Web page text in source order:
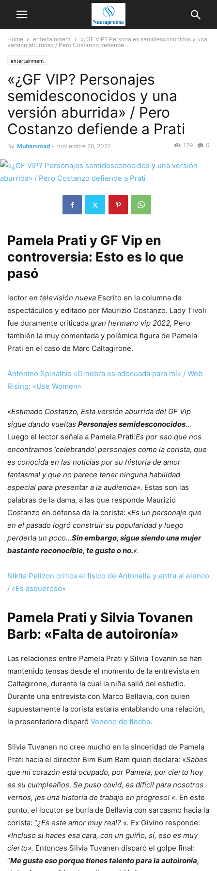
Home entertainment
«¿GF VIP? Personajes semidesconocidos y una
versión aburrida» / Pero Costanzo defiende...
entertainment
«¿GF VIP? Personajes
semidesconocidos y una
versión aburrida» / Pero
Costanzo defiende a Prati
By Muhammad - noviembre 28, 2022 0
129
Pamela Prati y GF Vip en
controversia: Esto es lo que
pasó
lector en televisión nueva Escrito en la columna de
espectáculos y editado por Maurizio Costanzo. Lady Tivoli
fue duramente criticada gran hermano vip 2022, Pero
también la muy comentada y polémica figura de Pamela
Prati en el caso de Marc Caltagirone.
Antonino Spinalbis «Ginebra es adecuada para mí» / Web
Rising: «Use Women»
«Estimado Costanzo, Esta versión aburrida del GF Vip
sigue dando vueltas Personajes semidesconocidos…
Luego el lector señala a Pamela Prati:Es por eso que nos
encontramos ‘celebrando’ personajes como la corista, que
es conocida en las noticias por su historia de amor
fantasmal y que no parece tener ninguna habilidad
especial para presentar a la audiencia». Estas son las
palabras de la dama, a las que responde Maurizio
Costanzo en defensa de la corista: «Es un personaje que
en el pasado logró construir su popularidad y luego
perderla un poco…Sin embargo, sigue siendo una mujer
bastante reconocible, te guste o no.«.
Nikita Pelizon critica el físico de Antonella y entra al elenco
/ «Es asqueroso»
Pamela Prati y Silvia Tovanen
Barb: «Falta de autoironía»
Las relaciones entre Pamela Prati y Silvia Tovanin se han
mantenido tensas desde el momento de la entrevista en
Caltagirone, durante la cual la niña salió del estudio.
Durante una entrevista con Marco Bellavia, con quien
supuestamente la corista estaría entablando una relación,
la presentadora disparó Veneno de flecha.
Silvia Tuvanen no cree mucho en la sinceridad de Pamela
Prati hacia el director Bim Bum Bam quien declara: «Sabes
que mi corazón está ocupado, por Pamela, por cierto hoy
es su cumpleaños. Se puso covid, es difícil para nosotros
vernos, ¡es una historia de trabajo en progreso! «. En este
punto, el locutor se burla de Bellavia con sarcasmo hacia la
corista: “¿Es este amor muy real? «. Ex Givino responde:
«Incluso si haces esa cara, con un guiño, sí, eso es muy
cierto». Entonces Silvia Tuvanen disparó el golpe final:
“Me gusta eso porque tienes talento para la autoironía,